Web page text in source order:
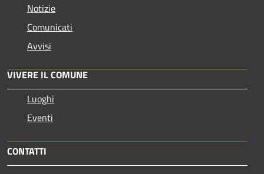
Notizie
Comunicati
Avvisi
VIVERE IL COMUNE
Luoghi
Eventi
CONTATTI